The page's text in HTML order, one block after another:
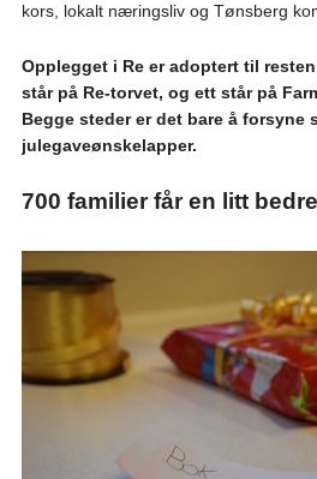
kors, lokalt næringsliv og Tønsberg
Opplegget i Re er adoptert til
står på Re-torvet, og ett står på
Begge steder er det bare å forsyne
julegaveønskelapper.
700 familier får en litt